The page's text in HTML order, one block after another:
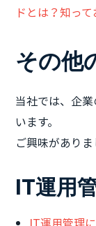
ドとは？知っ
その他
当社では、企
います。
ご興味があり
IT運用
IT運用管理